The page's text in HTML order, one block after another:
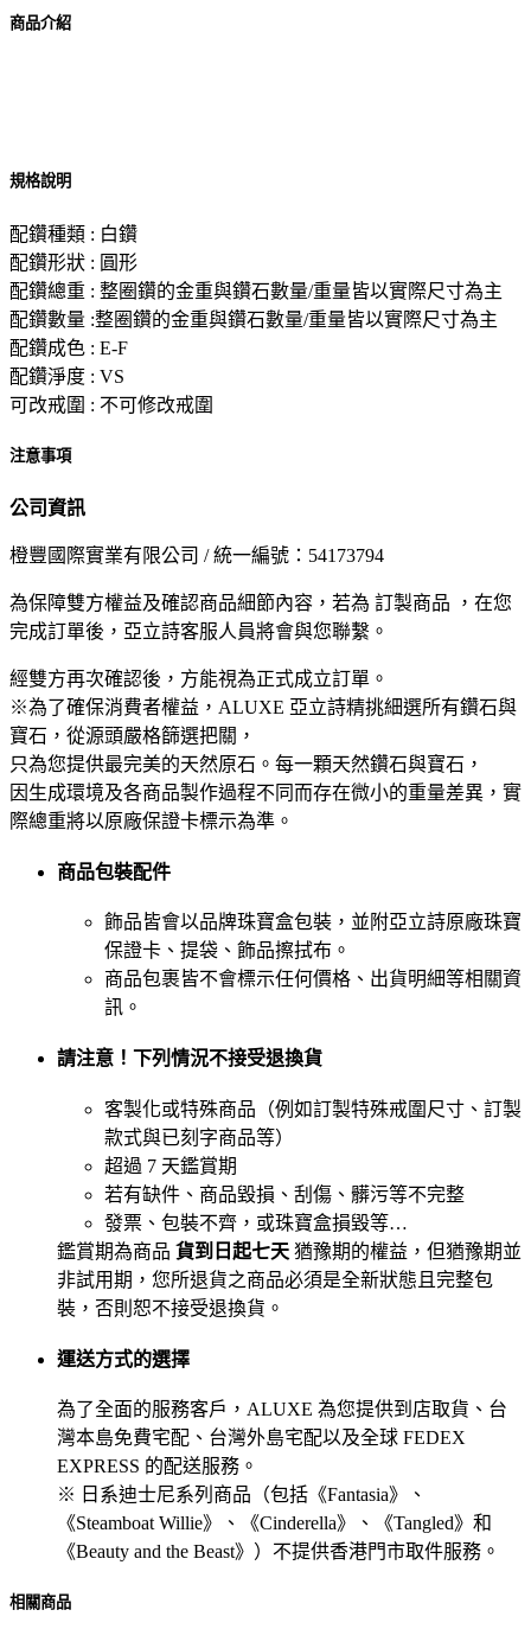
商品介紹
規格說明
配鑽種類 : 白鑽
配鑽形狀 : 圓形
配鑽總重 : 整圈鑽的金重與鑽石數量/重量皆以實際尺寸為主
配鑽數量 :整圈鑽的金重與鑽石數量/重量皆以實際尺寸為主
配鑽成色 : E-F
配鑽淨度 : VS
可改戒圍 : 不可修改戒圍
注意事項
公司資訊
橙豐國際實業有限公司 / 統一編號：54173794
為保障雙方權益及確認商品細節內容，若為 訂製商品 ，在您
完成訂單後，亞立詩客服人員將會與您聯繫。
經雙方再次確認後，方能視為正式成立訂單。
※為了確保消費者權益，ALUXE 亞立詩精挑細選所有鑽石與
寶石，從源頭嚴格篩選把關，
只為您提供最完美的天然原石。每一顆天然鑽石與寶石，
因生成環境及各商品製作過程不同而存在微小的重量差異，實
際總重將以原廠保證卡標示為準。
商品包裝配件
飾品皆會以品牌珠寶盒包裝，並附亞立詩原廠珠寶
保證卡、提袋、飾品擦拭布。
商品包裹皆不會標示任何價格、出貨明細等相關資
訊。
請注意！下列情況不接受退換貨
客製化或特殊商品（例如訂製特殊戒圍尺寸、訂製
款式與已刻字商品等）
超過 7 天鑑賞期
若有缺件、商品毀損、刮傷、髒污等不完整
發票、包裝不齊，或珠寶盒損毀等…
鑑賞期為商品 貨到日起七天 猶豫期的權益，但猶豫期並
非試用期，您所退貨之商品必須是全新狀態且完整包
裝，否則恕不接受退換貨。
運送方式的選擇
為了全面的服務客戶，ALUXE 為您提供到店取貨、台
灣本島免費宅配、台灣外島宅配以及全球 FEDEX
EXPRESS 的配送服務。
※ 日系迪士尼系列商品（包括《Fantasia》、
《Steamboat Willie》、《Cinderella》、《Tangled》和
《Beauty and the Beast》）不提供香港門市取件服務。
相關商品